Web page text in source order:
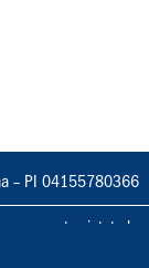
– PI 04155780366
vietata la
totale o parziale.